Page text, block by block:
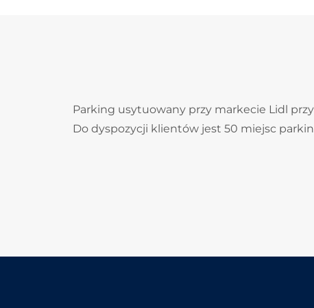
Parking usytuowany przy markecie Lidl
Do dyspozycji klientów jest 50 miejsc